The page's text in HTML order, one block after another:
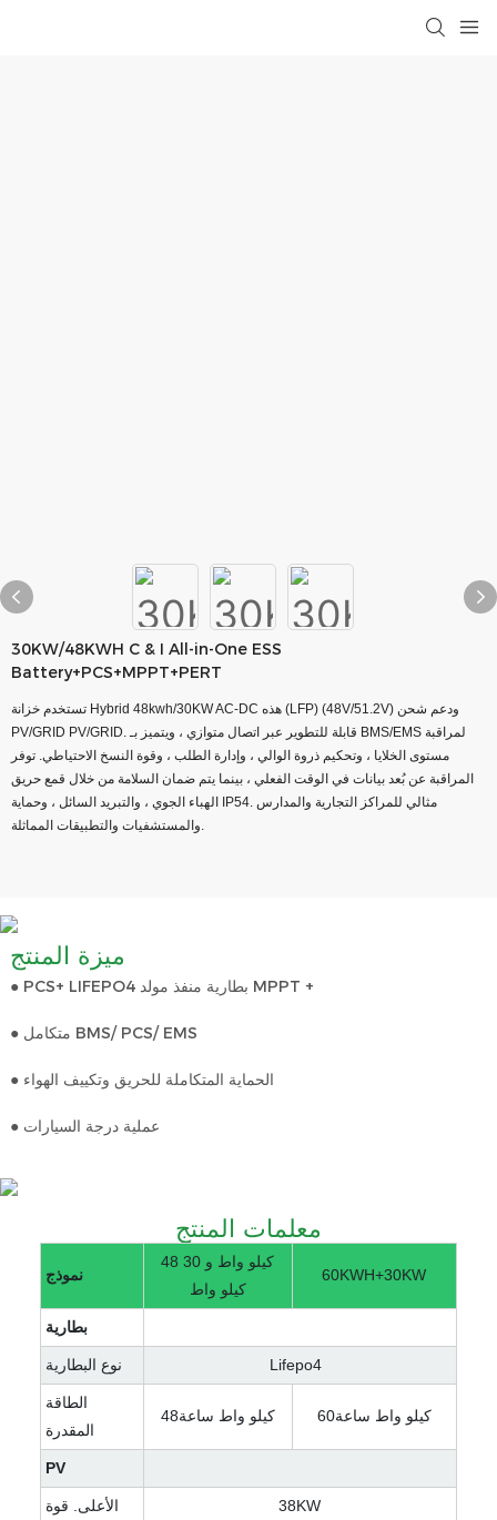
30KW/48KWH C & I All-in-One ESS
Battery+PCS+MPPT+PERT
تستخدم خزانة Hybrid 48kwh/30KW AC-DC هذه (LFP) (48V/51.2V) ودعم شحن
PV/GRID PV/GRID. قابلة للتطوير عبر اتصال متوازي ، ويتميز بـ BMS/EMS لمراقبة
مستوى الخلايا ، وتحكيم ذروة الوالي ، وإدارة الطلب ، وقوة النسخ الاحتياطي. توفر
المراقبة عن بُعد بيانات في الوقت الفعلي ، بينما يتم ضمان السلامة من خلال قمع حريق
الهباء الجوي ، والتبريد السائل ، وحماية IP54. مثالي للمراكز التجارية والمدارس
والمستشفيات والتطبيقات المماثلة.
● PCS+ LIFEPO4 بطارية منفذ مولد MPPT +
● متكامل BMS/ PCS/ EMS
● الحماية المتكاملة للحريق وتكييف الهواء
● عملية درجة السيارات
معلمات المنتج
نموذج
48 كيلو واط و 30
كيلو واط
60KWH+30KW
بطارية
نوع البطارية Lifepo4
الطاقة
المقدرة
كيلو واط ساعة48 كيلو واط ساعة60
PV
الأعلى. قوة 38KW